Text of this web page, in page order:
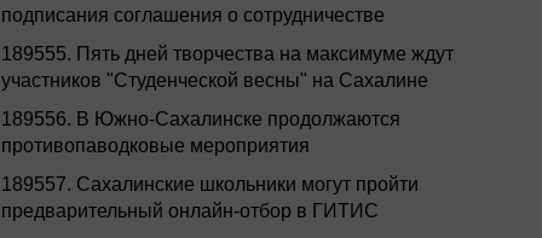
подписания соглашения о сотрудничестве
189555. Пять дней творчества на максимуме ждут
участников "Студенческой весны" на Сахалине
189556. В Южно-Сахалинске продолжаются
противопаводковые мероприятия
189557. Сахалинские школьники могут пройти
предварительный онлайн-отбор в ГИТИС